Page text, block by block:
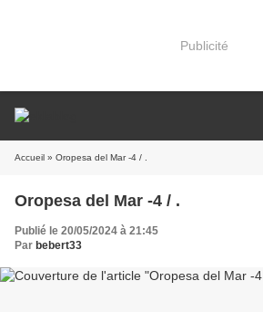
Publicité
Accueil » Oropesa del Mar -4 / .
Oropesa del Mar -4 / .
Publié le 20/05/2024 à 21:45
Par bebert33